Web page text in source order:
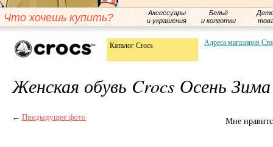
Что хочешь купить?
Аксессуары
и украшения
Бельё
и колготки
Каталог Crocs Адреса магазинов
Женская обувь Crocs Осень
← Предыдущее фото Мне